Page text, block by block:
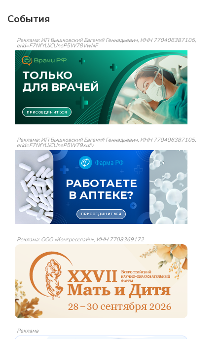
События
Реклама: ИП Вышковский Евгений Геннадьевич, ИНН 770406387105,
erid=F7NfYUJCUneP5W78VwNF
Реклама: ИП Вышковский Евгений Геннадьевич, ИНН 770406387105,
erid=F7NfYUJCUneP5W79xufv
Реклама: ООО «Конгресслайн», ИНН 7708369172
Реклама